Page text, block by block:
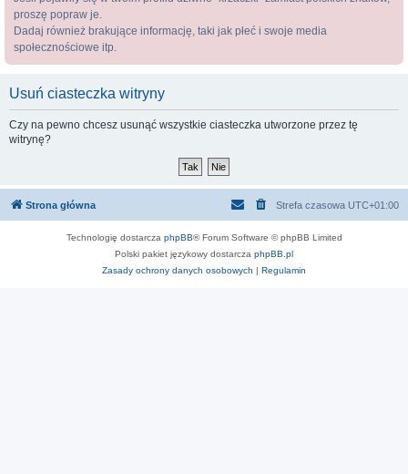
proszę popraw je.
Dadaj również brakujące informację, taki jak płeć i swoje media
społecznościowe itp.
Usuń ciasteczka witryny
Czy na pewno chcesz usunąć wszystkie ciasteczka utworzone przez tę
witrynę?
Strona główna Strefa czasowa UTC+01:00
Technologię dostarcza phpBB® Forum Software © phpBB Limited
Polski pakiet językowy dostarcza phpBB.pl
Zasady ochrony danych osobowych | Regulamin